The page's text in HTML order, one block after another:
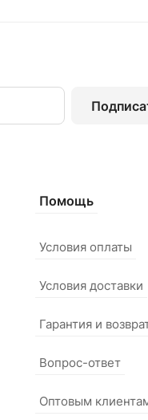
Помощь
Условия оплаты
Условия доставки
Гарантия и
Вопрос-ответ
Оптовым